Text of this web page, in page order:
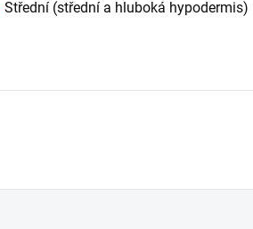
Střední (střední a hluboká hypodermis)